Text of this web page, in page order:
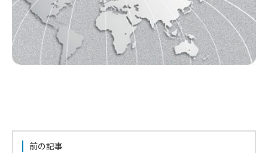
前の記事